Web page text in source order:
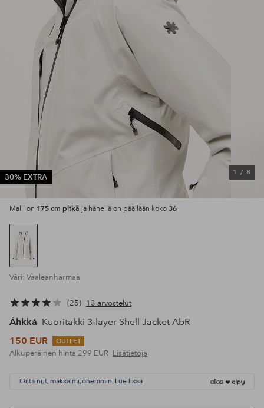
30% EXTRA
1 / 8
Malli on 175 cm pitkä ja hänellä on päällään koko 36
Väri: Vaaleanharmaa
25 13 arvostelut
Áhkká Kuoritakki 3-layer Shell Jacket AbR
150 EUR
OUTLET
Alkuperäinen hinta 299 EUR Lisätietoja
Osta nyt, maksa myöhemmin. Lue lisää